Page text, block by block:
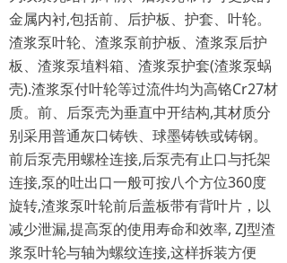
金属内衬,包括前、后护板、护套、叶轮。
渣浆泵叶轮、渣浆泵前护板、渣浆泵后护
板、渣浆泵埴料箱、渣浆泵护套(渣浆泵蜗
壳).渣浆泵付叶轮等过流件均为高铬Cr27材
质。前、后泵壳为垂直中开结构,其材质分
别采用普通灰口铸铁、球墨铸铁或铸钢。
前后泵壳用螺栓连接,后泵壳有止口与托架
连接,泵的吐出口一般可按八个方位360度
旋转,渣浆泵叶轮前后盖板带有背叶片，以
减少泄漏,提高泵的使用寿命和效率, ZJ型渣
浆泵叶轮与轴为螺纹连接,这样拆装方便